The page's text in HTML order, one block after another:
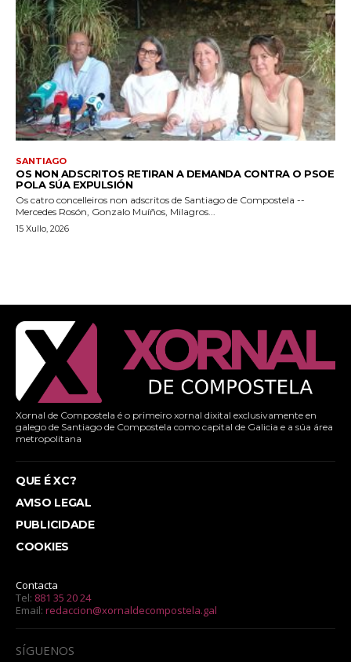
SANTIAGO
OS NON ADSCRITOS RETIRAN A DEMANDA CONTRA O PSOE
POLA SÚA EXPULSIÓN
Os catro concelleiros non adscritos de Santiago de Compostela --
Mercedes Rosón, Gonzalo Muíños, Milagros...
15 Xullo, 2026
Xornal de Compostela é o primeiro xornal dixital exclusivamente en
galego de Santiago de Compostela como capital de Galicia e a súa área
metropolitana
QUE É XC?
AVISO LEGAL
PUBLICIDADE
COOKIES
Contacta
Tel: 881 35 20 24
Email: redaccion@xornaldecompostela.gal
SÍGUENOS